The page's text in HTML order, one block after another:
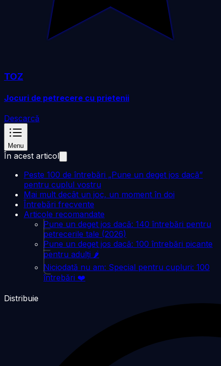
TOZ
Jocuri de petrecere cu prietenii
Descarcă
Menu
În acest articol
Peste 100 de întrebări „Pune un deget jos dacă”
pentru cuplul vostru
Mai mult decât un joc, un moment în doi
Întrebări frecvente
Articole recomandate
Pune un deget jos dacă: 140 întrebări pentru
petrecerile tale (2026)
Pune un deget jos dacă: 100 întrebări picante
pentru adulți 🌶️
Niciodată nu am: Special pentru cupluri: 100
întrebări ❤️
Distribuie